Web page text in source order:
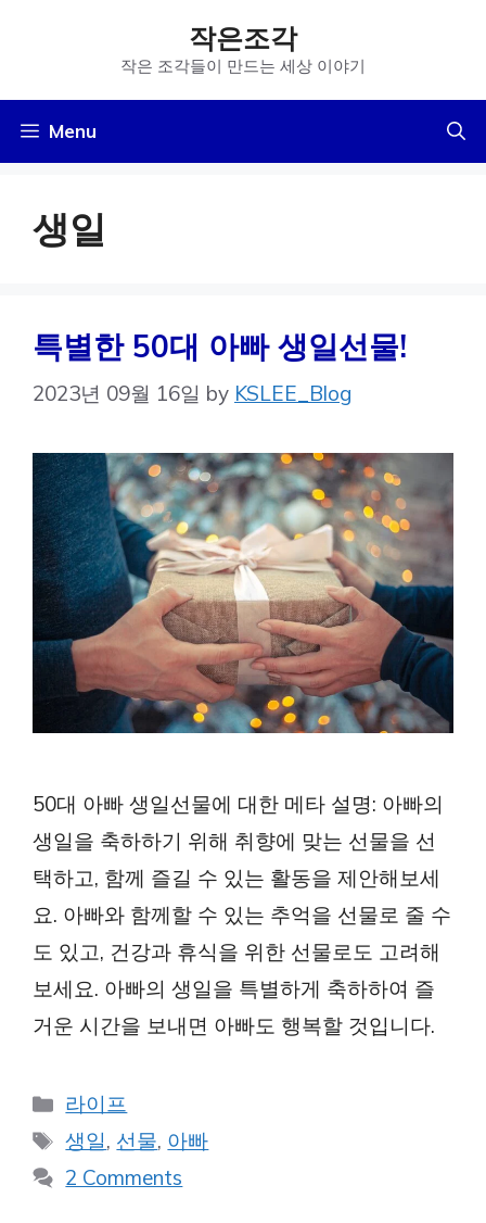
작은조각
작은 조각들이 만드는 세상 이야기
Menu
생일
특별한 50대 아빠 생일선물!
2023년 09월 16일 by KSLEE_Blog
50대 아빠 생일선물에 대한 메타 설명: 아빠의
생일을 축하하기 위해 취향에 맞는 선물을 선
택하고, 함께 즐길 수 있는 활동을 제안해보세
요. 아빠와 함께할 수 있는 추억을 선물로 줄 수
도 있고, 건강과 휴식을 위한 선물로도 고려해
보세요. 아빠의 생일을 특별하게 축하하여 즐
거운 시간을 보내면 아빠도 행복할 것입니다.
Categories
라이프
Tags
생일, 선물, 아빠
2 Comments